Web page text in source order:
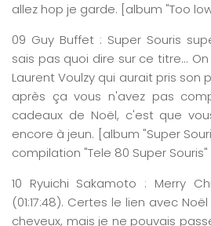
allez hop je garde. [album "Too
09 Guy Buffet : Super Souris
sais pas quoi dire sur ce titre...
Laurent Voulzy qui aurait pris son
après ça vous n'avez pas
cadeaux de Noël, c'est que
encore à jeun. [album "Super
compilation "Tele 80 Super Souris"
10 Ryuichi Sakamoto : Merry
(01:17:48). Certes le lien avec
cheveux, mais je ne pouvais